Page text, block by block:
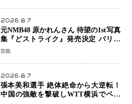
2026.8.7
元NMB48 原かれんさん 待望の1st写真
集『どストライク』発売決定 バリで
魅せる25歳の新境地
芸能
2026.8.7
張本美和選手 絶体絶命から大逆転！
中国の強敵を撃破しWTT横浜でベス